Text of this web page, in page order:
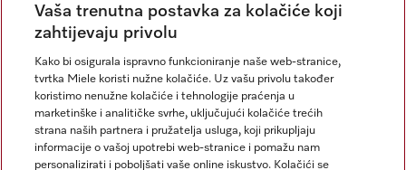
Newsletter
Vaša trenutna postavka za kolačiće koji
zahtijevaju privolu
Kako bi osigurala ispravno funkcioniranje naše web-stranice,
tvrtka Miele koristi nužne kolačiće. Uz vašu privolu također
koristimo nenužne kolačiće i tehnologije praćenja u
marketinške i analitičke svrhe, uključujući kolačiće trećih
strana naših partnera i pružatelja usluga, koji prikupljaju
informacije o vašoj upotrebi web-stranice i pomažu nam
personalizirati i poboljšati vaše online iskustvo. Kolačići se